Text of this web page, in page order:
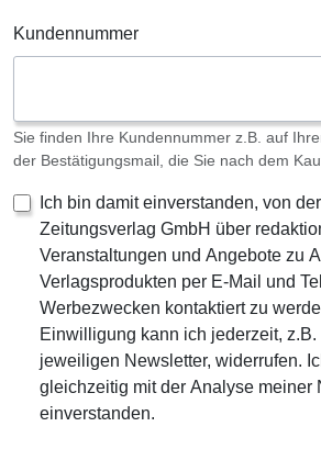
Kundennummer
Sie finden Ihre Kundennummer z.B. auf
der Bestätigungsmail, die Sie nach dem
Ich bin damit einverstanden, von
Zeitungsverlag GmbH über
Veranstaltungen und Angebote zu
Verlagsprodukten per E-Mail und
Werbezwecken kontaktiert zu
Einwilligung kann ich jederzeit,
jeweiligen Newsletter, widerrufen.
gleichzeitig mit der Analyse meiner
einverstanden.